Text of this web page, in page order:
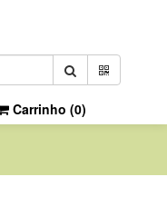
Carrinho (0)